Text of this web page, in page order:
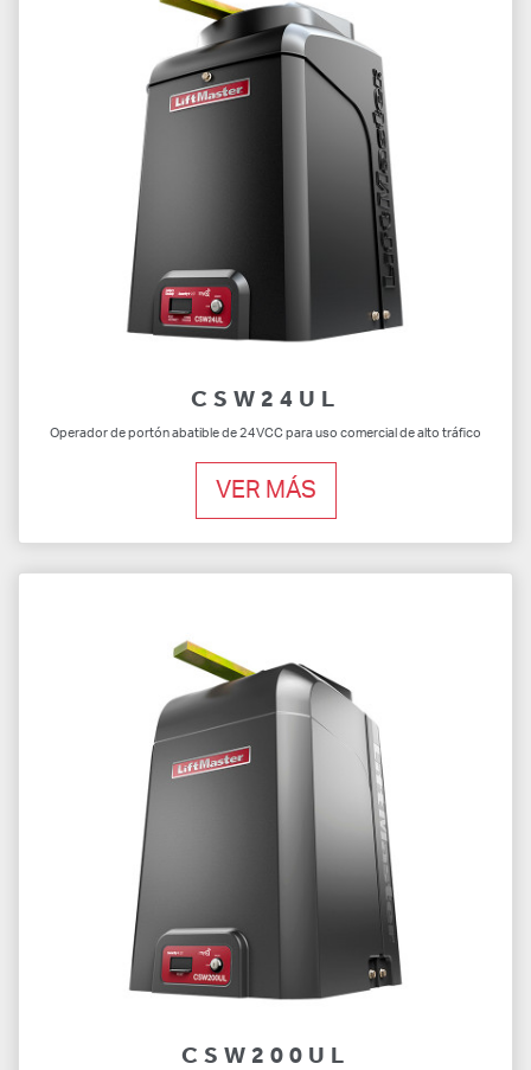
CSW24UL
Operador de portón abatible de 24VCC para uso comercial de alto tráfico
VER MÁS
CSW200UL